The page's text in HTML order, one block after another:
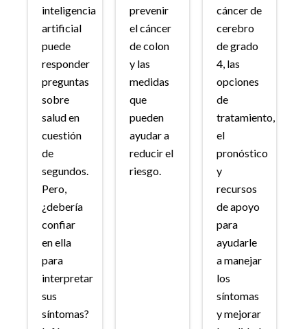
inteligencia
artificial
puede
responder
preguntas
sobre
salud en
cuestión
de
segundos.
Pero,
¿debería
confiar
en ella
para
interpretar
sus
síntomas?
prevenir
el cáncer
de colon
y las
medidas
que
pueden
ayudar a
reducir el
riesgo.
cáncer de
cerebro
de grado
4, las
opciones
de
tratamiento,
el
pronóstico
y
recursos
de apoyo
para
ayudarle
a manejar
los
síntomas
y mejorar